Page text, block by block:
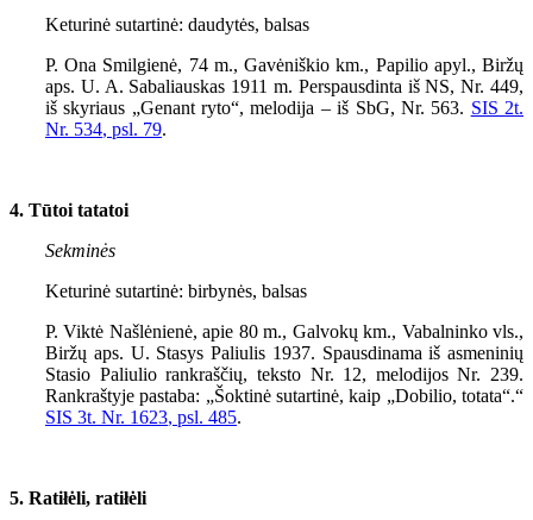
Keturinė sutartinė: daudytės, balsas
P. Ona Smilgienė, 74 m., Gavėniškio km., Papilio apyl., Biržų
aps. U. A. Sabaliauskas 1911 m. Perspausdinta iš NS, Nr.449,
iš skyriaus „Genant ryto“, melodija – iš SbG, Nr. 563. SIS 2t.
Nr. 534, psl. 79.
4. Tūtoi tatatoi
Sekminės
Keturinė sutartinė: birbynės, balsas
P. Viktė Našlėnienė, apie 80 m., Galvokų km., Vabalninko vls.,
Biržų aps. U. Stasys Paliulis 1937. Spausdinama iš asmeninių
Stasio Paliulio rankraščių, teksto Nr. 12, melodijos Nr. 239.
Rankraštyje pastaba: „Šoktinė sutartinė, kaip „Dobilio, totata“.“
SIS 3t. Nr. 1623, psl. 485.
5. Ratiłėli, ratiłėli